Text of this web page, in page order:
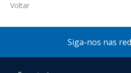
Voltar
Siga-nos nas